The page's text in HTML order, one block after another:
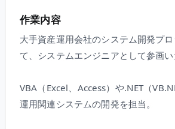
作業内容
大手資産運用会社のシステム開発プ
て、システムエンジニアとして参画い
VBA（Excel、Access）や.NET（
運用関連システムの開発を担当。